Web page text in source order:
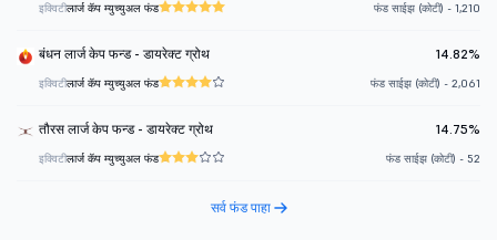
इक्विटीलार्ज कॅप म्युच्युअल फंड फंड साईझ (कोटी) - 1,210
बंधन लार्ज केप फन्ड - डायरेक्ट ग्रोथ 14.82%
इक्विटीलार्ज कॅप म्युच्युअल फंड फंड साईझ (कोटी) - 2,061
तौरस लार्ज केप फन्ड - डायरेक्ट ग्रोथ 14.75%
इक्विटीलार्ज कॅप म्युच्युअल फंड फंड साईझ (कोटी) - 52
सर्व फंड पाहा